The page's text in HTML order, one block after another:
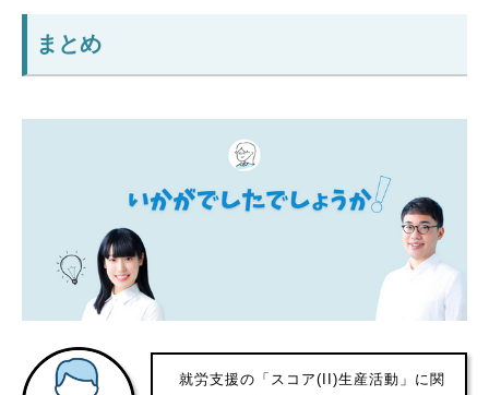
まとめ
就労支援の「スコア(II)生産活動」に関